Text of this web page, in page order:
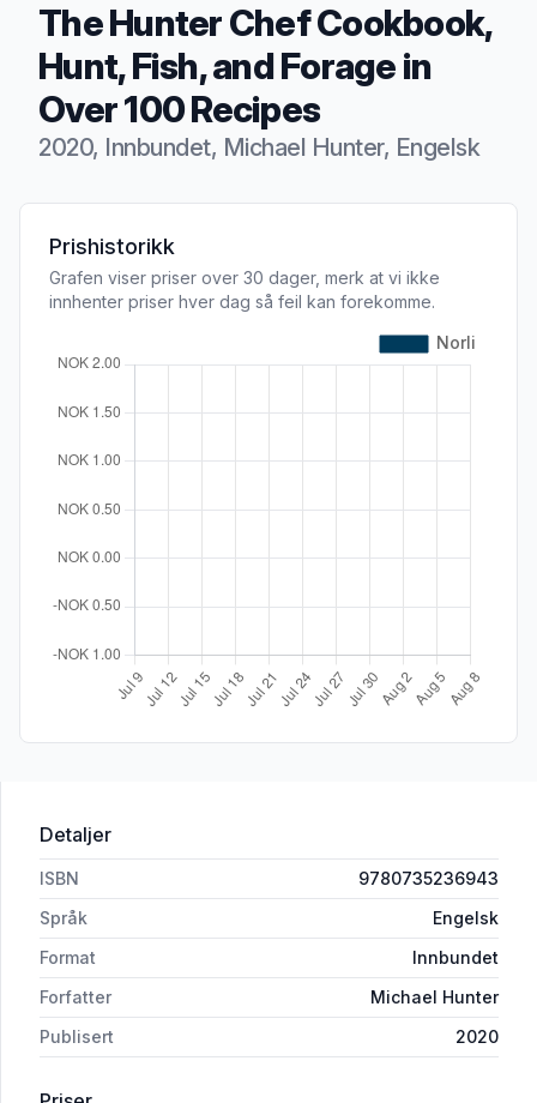
The Hunter Chef Cookbook,
Hunt, Fish, and Forage in
Over 100 Recipes
2020, Innbundet, Michael Hunter, Engelsk
Produktbeskrivelse
Prishistorikk
Grafen viser priser over 30 dager, merk at vi ikke
innhenter priser hver dag så feil kan forekomme.
Detaljer
ISBN
9780735236943
Språk
Engelsk
Format
Innbundet
Forfatter
Michael Hunter
Publisert
2020